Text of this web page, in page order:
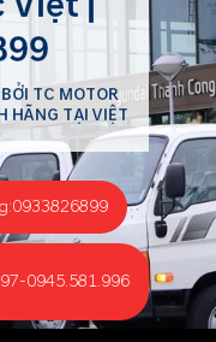
TC MOTOR
HÃNG TẠI VIỆT
0933826899
-0945.581.996